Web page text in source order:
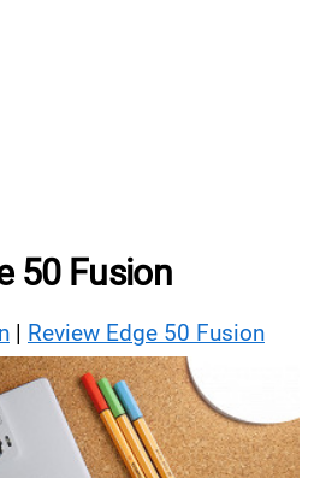
50 Fusion
| Review Edge 50 Fusion